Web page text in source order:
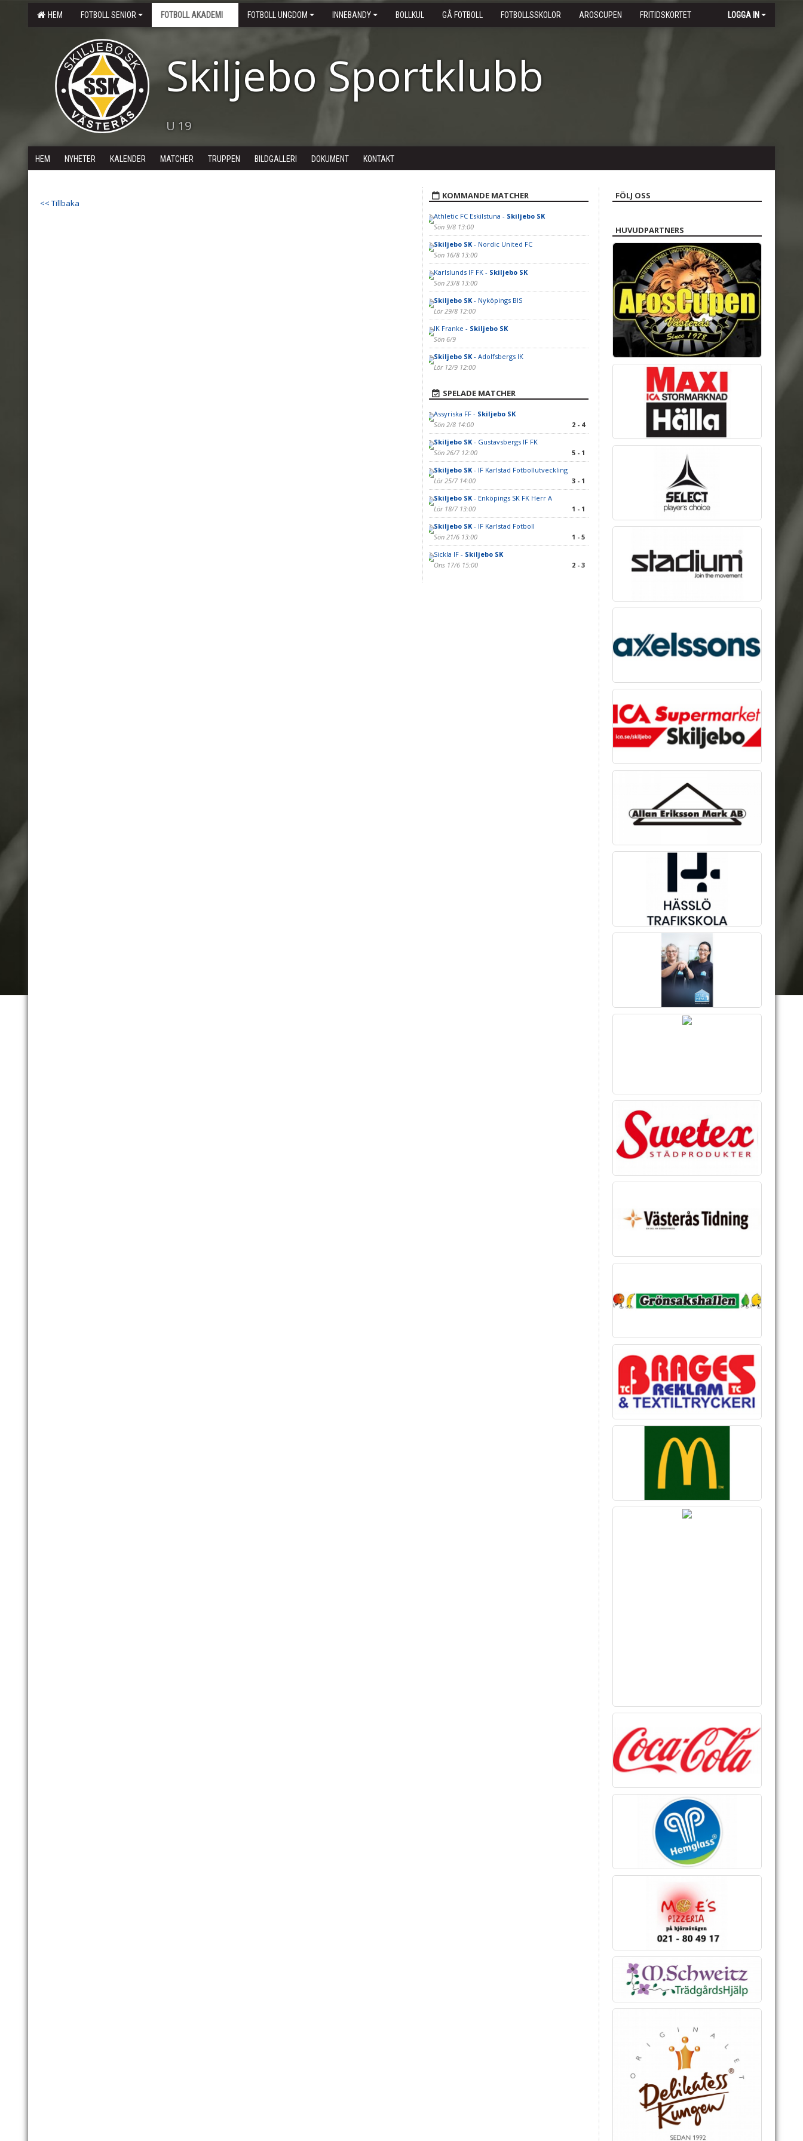
HEM FOTBOLL SENIOR FOTBOLL AKADEMI FOTBOLL UNGDOM INNEBANDY BOLLKUL GÅ FOTBOLL FOTBOLLSSKOLOR AROSCUPEN FRITIDSKORTET LOGGA IN
Skiljebo Sportklubb
U 19
HEM NYHETER KALENDER MATCHER TRUPPEN BILDGALLERI DOKUMENT KONTAKT
<< Tillbaka
KOMMANDE MATCHER
Athletic FC Eskilstuna - Skiljebo SK
Sön 9/8 13:00
Skiljebo SK- Nordic United FC
Sön 16/8 13:00
Karlslunds IF FK - Skiljebo SK
Sön 23/8 13:00
Skiljebo SK- Nyköpings BIS
Lör 29/8 12:00
IK Franke - Skiljebo SK
Sön 6/9
Skiljebo SK- Adolfsbergs IK
Lör 12/9 12:00
SPELADE MATCHER
Assyriska FF - Skiljebo SK
Sön 2/8 14:00
2 - 4
Skiljebo SK- Gustavsbergs IF FK
Sön 26/7 12:00
5 - 1
Skiljebo SK- IF Karlstad Fotbollutveckling
Lör 25/7 14:00
3 - 1
Skiljebo SK- Enköpings SK FK Herr A
Lör 18/7 13:00
1 - 1
Skiljebo SK- IF Karlstad Fotboll
Sön 21/6 13:00
1 - 5
Sickla IF - Skiljebo SK
Ons 17/6 15:00
2 - 3
FÖLJ OSS
HUVUDPARTNERS